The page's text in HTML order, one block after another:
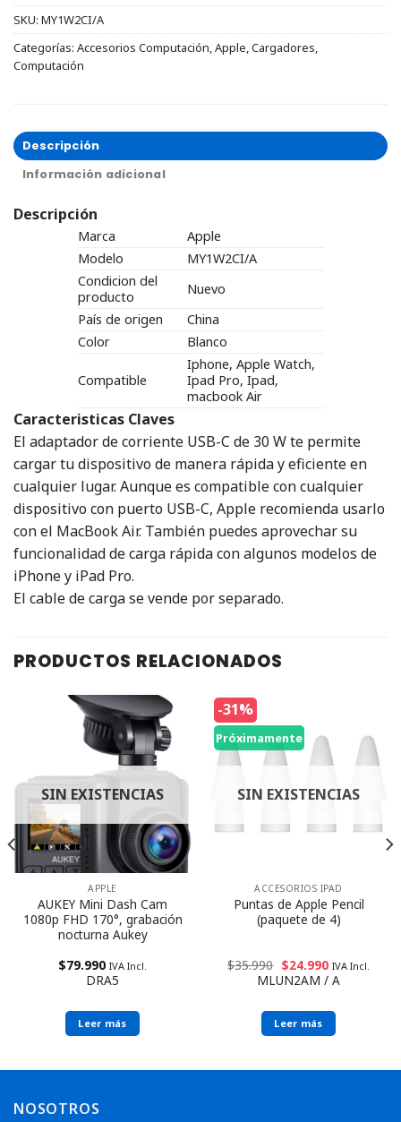
SKU: MY1W2CI/A
Categorías: Accesorios Computación,Apple,Cargadores,
Computación
Descripción
Información adicional
Descripción
Marca
Apple
Modelo
MY1W2CI/A
Condicion del
producto
Nuevo
País de origen
China
Color
Blanco
Compatible
Iphone, Apple Watch,
Ipad Pro, Ipad,
macbook Air
Caracteristicas Claves
El adaptador de corriente USB-C de 30 W te permite
cargar tu dispositivo de manera rápida y eficiente en
cualquier lugar. Aunque es compatible con cualquier
dispositivo con puerto USB-C, Apple recomienda usarlo
con el MacBook Air. También puedes aprovechar su
funcionalidad de carga rápida con algunos modelos de
iPhone y iPad Pro.
El cable de carga se vende por separado.
PRODUCTOS RELACIONADOS
SIN EXISTENCIAS
APPLE
AUKEY Mini Dash Cam
1080p FHD 170°, grabación
nocturna Aukey
$79.990 IVA Incl.
DRA5
Leer más
-31%
Próximamente
SIN EXISTENCIAS
ACCESORIOS IPAD
Puntas de Apple Pencil
(paquete de 4)
$35.990 $24.990 IVA Incl.
MLUN2AM / A
Leer más
NOSOTROS